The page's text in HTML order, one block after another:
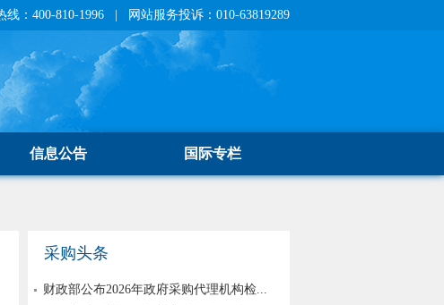
线：400-810-1996 | 网站服务投诉：010-63819289
信息公告 国际专栏
采购头条
财政部公布2026年政府采购代理机构检...